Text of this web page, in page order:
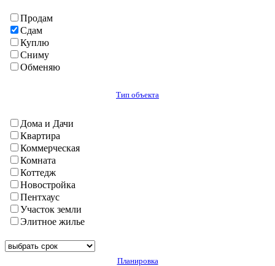
Согд
Айни
Ашт
Б. Гафуров
Ганчи
Истиклол(Табошар)
Исфара
Кайраккум
Канибадам
Мастча
Пенджикент
Спитамен(Нов)
Худжанд
Чкаловск
Шахристан
Хатлон
Продам
Сдам
Куплю
Сниму
Обменяю
Тип объекта
Дома и Дачи
Квартира
Коммерческая
Комната
Коттедж
Новостройка
Пентхаус
Участок земли
Элитное жилье
Планировка